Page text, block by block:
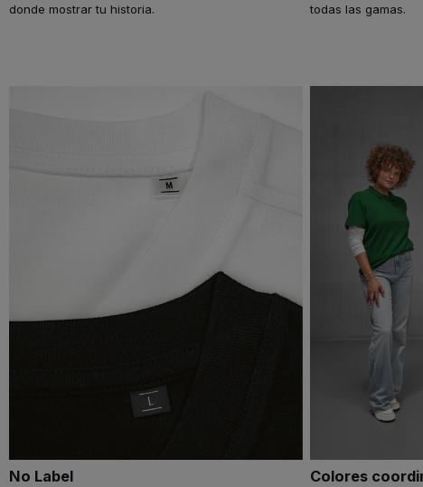
donde mostrar tu historia.
todas las gamas.
No Label Colores